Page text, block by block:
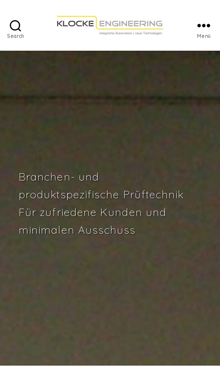
Search
Engineering
Menü
Branchen- und
produktspezifische Prüftechnik
Für zufriedene Kunden und
minimalen Ausschuss